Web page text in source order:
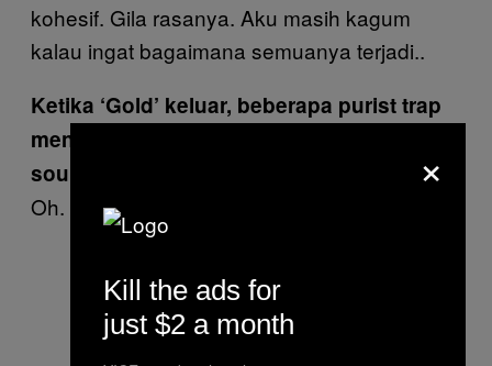
kohesif. Gila rasanya. Aku masih kagum
kalau ingat bagaimana semuanya terjadi..
Ketika ‘Gold’ keluar, beberapa purist trap
menyinyiri lagu itu karena punya sound-
sound trap namun bisa tembus radio.
Oh. Aku gak tahu!
×
Kill the ads for
just $2 a month